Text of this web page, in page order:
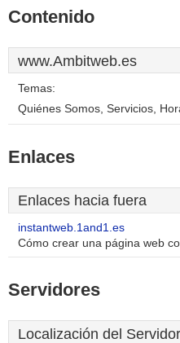
Contenido
www.Ambitweb.es
Temas:
Quiénes Somos, Servicios,
Enlaces
Enlaces hacia fuera
instantweb.1and1.es
Cómo crear una página web
Servidores
Localización del Servidor